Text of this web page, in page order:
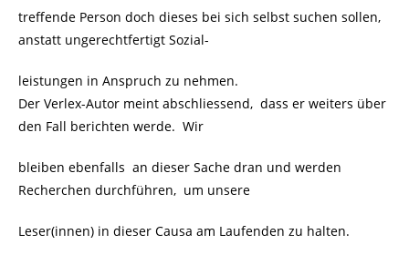
treffende Person doch dieses bei sich selbst suchen sollen,
anstatt ungerechtfertigt Sozial-
leistungen in Anspruch zu nehmen.
Der Verlex-Autor meint abschliessend, dass er weiters über
den Fall berichten werde. Wir
bleiben ebenfalls an dieser Sache dran und werden
Recherchen durchführen, um unsere
Leser(innen) in dieser Causa am Laufenden zu halten.